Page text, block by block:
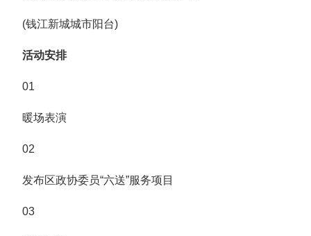
(钱江新城城市阳台)
活动安排
01
暖场表演
02
发布区政协委员“六送”服务项目
03